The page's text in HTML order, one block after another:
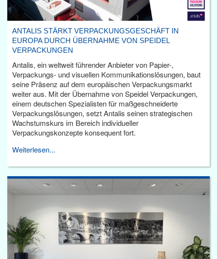
ANTALIS STÄRKT VERPACKUNGSGESCHÄFT IN
EUROPA DURCH ÜBERNAHME VON SPEIDEL
VERPACKUNGEN
Antalis, ein weltweit führender Anbieter von Papier-,
Verpackungs- und visuellen Kommunikationslösungen, baut
seine Präsenz auf dem europäischen Verpackungsmarkt
weiter aus. Mit der Übernahme von Speidel Verpackungen,
einem deutschen Spezialisten für maßgeschneiderte
Verpackungslösungen, setzt Antalis seinen strategischen
Wachstumskurs im Bereich individueller
Verpackungskonzepte konsequent fort.
Weiterlesen...